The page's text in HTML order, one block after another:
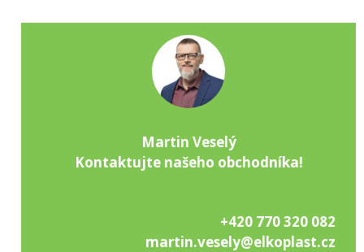
Martin Veselý
Kontaktujte našeho obchodníka!
+420 770 320 082
martin.vesely@elkoplast.cz